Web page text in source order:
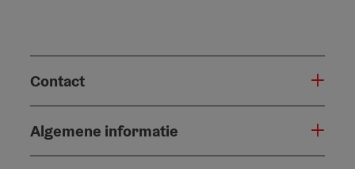
Contact
Algemene informatie